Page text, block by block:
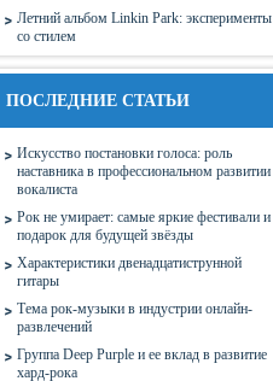
Летний альбом Linkin Park: эксперименты
со стилем
ПОСЛЕДНИЕ СТАТЬИ
Искусство постановки голоса: роль
наставника в профессиональном развитии
вокалиста
Рок не умирает: самые яркие фестивали и
подарок для будущей звёзды
Характеристики двенадцатиструнной
гитары
Тема рок-музыки в индустрии онлайн-
развлечений
Группа Deep Purple и ее вклад в развитие
хард-рока